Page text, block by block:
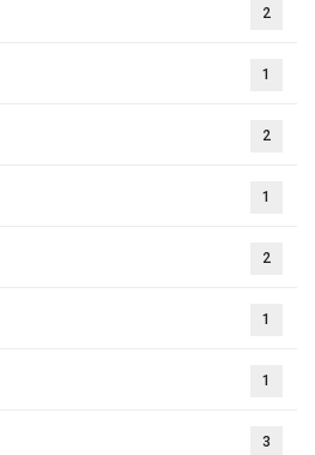
2
1
2
1
2
1
1
3